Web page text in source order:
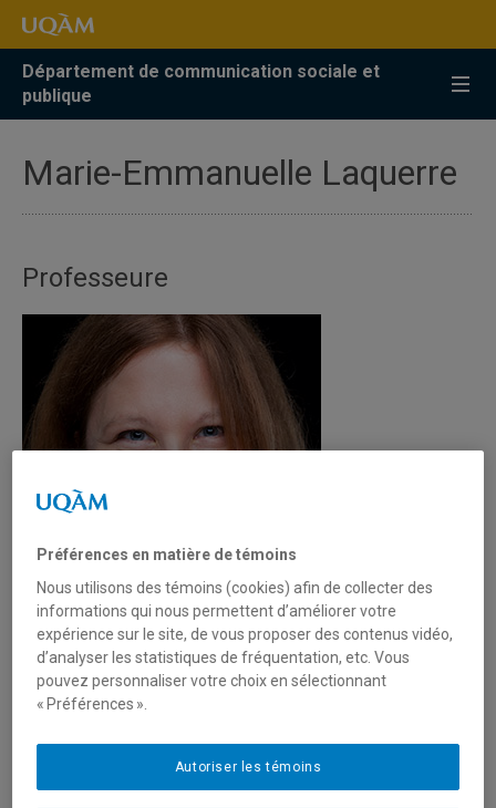
Accéder
recherche
Accéder
menu
pricipal
Accéder
zone
centrale
Département de communication sociale et
publique
Marie-Emmanuelle Laquerre
Professeure
Département de communication sociale et
Préférences en matière de témoins
Nous utilisons des témoins (cookies) afin de collecter des
informations qui nous permettent d’améliorer votre
expérience sur le site, de vous proposer des contenus vidéo,
d’analyser les statistiques de fréquentation, etc. Vous
pouvez personnaliser votre choix en sélectionnant
« Préférences ».
Autoriser les témoins